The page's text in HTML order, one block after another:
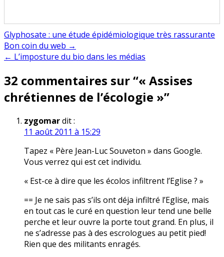
Glyphosate : une étude épidémiologique très rassurante
Navigation
de
l’article
Bon coin du web →
← L’imposture du bio dans les médias
32 commentaires sur “« Assises
chrétiennes de l’écologie »”
zygomardit :
11 août 2011 à 15:29
Tapez « Père Jean-Luc Souveton » dans Google.
Vous verrez qui est cet individu.
« Est-ce à dire que les écolos infiltrent l’Eglise ? »
== Je ne sais pas s’ils ont déja infiltré l’Eglise, mais
en tout cas le curé en question leur tend une belle
perche et leur ouvre la porte tout grand. En plus, il
ne s’adresse pas à des escrologues au petit pied!
Rien que des militants enragés.